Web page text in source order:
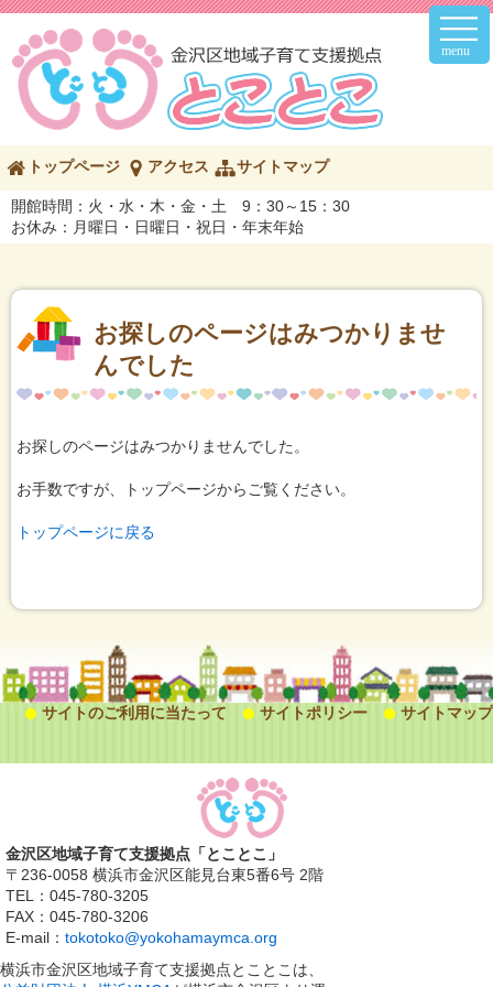
メ
メ
の
ペ
ー
ジ
容
トップページ アクセス サイトマップ
開館時間：火・水・木・金・土 9：30～15：30
お休み：月曜日・日曜日・祝日・年末年始
お探しのページはみつかりませ
んでした
お探しのページはみつかりませんでした。
お手数ですが、トップページからご覧ください。
トップページに戻る
サイトのご利用に当たって サイトポリシー サイトマップ
金沢区地域子育て支援拠点「とことこ」
〒236-0058 横浜市金沢区能見台東5番6号 2階
TEL：045-780-3205
FAX：045-780-3206
E-mail： tokotoko@yokohamaymca.org
横浜市金沢区地域子育て支援拠点とことこは、